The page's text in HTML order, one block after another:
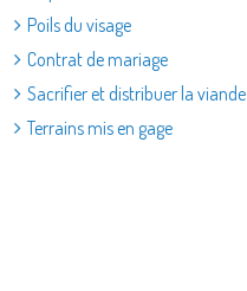
Poils du visage
Contrat de mariage
Sacrifier et distribuer la viande
Terrains mis en gage